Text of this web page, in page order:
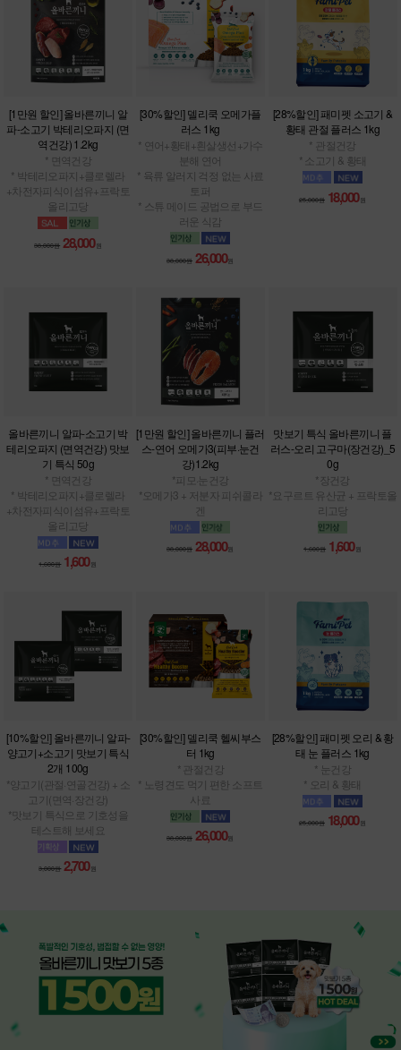
[1만원 할인] 올바른끼니 알
파-소고기 박테리오파지 (면
역건강) 1.2kg
* 면역건강
* 박테리오파지+클로렐라
+차전자피식이섬유+프락토
올리고당
38,000원 28,000원
[30%할인] 델리쿡 오메가플
러스 1kg
* 연어+황태+흰살생선+가수
분해 연어
* 육류 알러지 걱정 없는 사료
토퍼
* 스튜 메이드 공법으로 부드
러운 식감
38,000원 26,000원
[28%할인] 패미펫 소고기 &
황태 관절 플러스 1kg
* 관절건강
* 소고기 & 황태
25,000원 18,000 원
올바른끼니 알파-소고기 박
테리오파지 (면역건강) 맛보
기 특식 50g
* 면역건강
* 박테리오파지+클로렐라
+차전자피식이섬유+프락토
올리고당
1,600원 1,600 원
[1만원 할인] 올바른끼니 플러
스-연어 오메가3(피부·눈건
강)1.2kg
*피모·눈건강
*오메가3 + 저분자 피쉬콜라
겐
38,000원 28,000원
맛보기 특식 올바른끼니 플
러스-오리 고구마(장건강)_5
0g
*장건강
*요구르트 유산균 + 프락토올
리고당
1,600원 1,600 원
[10%할인] 올바른끼니 알파-
양고기+소고기 맛보기 특식
2개 100g
*양고기(관절·연골건강) + 소
고기(면역·장건강)
*맛보기 특식으로 기호성을
테스트해 보세요
3,000원 2,700 원
[30%할인] 델리쿡 헬씨부스
터 1kg
* 관절건강
* 노령견도 먹기 편한 소프트
사료
38,000원 26,000원
[28%할인] 패미펫 오리 & 황
태 눈 플러스 1kg
* 눈건강
* 오리 & 황태
25,000원 18,000 원